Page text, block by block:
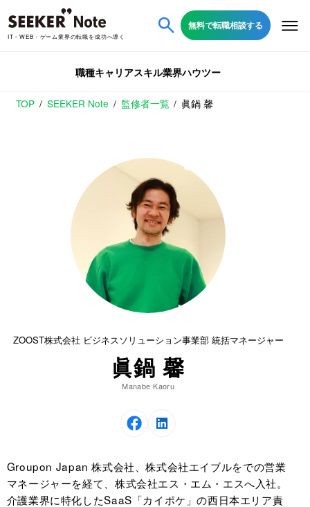
IT・WEB・ゲーム業界の転職を成功へ導く
無料で転職相談する
職種キャリアスキル業界ハウツー
TOP SEEKER Note 監修者一覧 眞鍋 馨
ZOOST株式会社 ビジネスソリューション事業部 統括マネージャー
眞鍋 馨
Manabe Kaoru
Groupon Japan 株式会社、株式会社エイブルをでの営業
マネージャーを経て、株式会社エス・エム・エスへ入社。
介護業界に特化したSaaS「カイポケ」の西日本エリア責